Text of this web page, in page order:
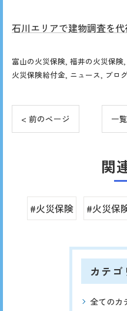
石川エリアで建物調査を代
富山の火災保険 福井の火災保険
火災保険給付金 ニュース ブロ
< 前のページ 一
関
#火災保険 #火災保
カテゴ
全てのカ